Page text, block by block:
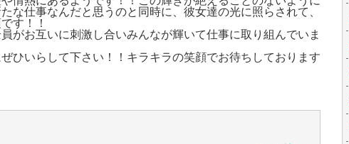
な仕事なんだと思うのと同時に、彼女達の光に照らされて、
す！！
がお互いに刺激し合いみんなが輝いて仕事に取り組んでいま
ひいらして下さい！！キラキラの笑顔でお待ちしております